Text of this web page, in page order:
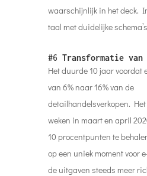
waarschijnlijk in het deck.
taal met duidelijke
#6 Transformatie van
Het duurde 10 jaar voordat
van 6% naar 16% van de
detailhandelsverkopen.
weken in maart en april
10 procentpunten te
op een uniek moment voor
de uitgaven steeds meer